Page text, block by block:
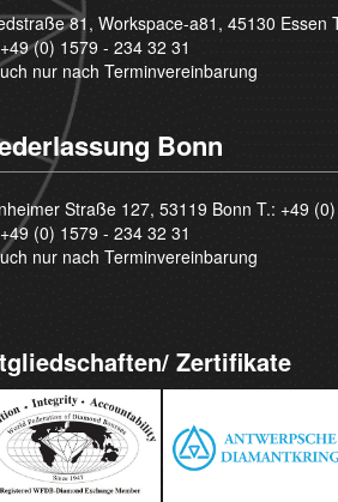
81, Workspace-a81, 45130 Essen
+49 (0) 1579 - 234 32 31
nur nach Terminvereinbarung
Bonn
Straße 127, 53119 Bonn T.: +49
+49 (0) 1579 - 234 32 31
nur nach Terminvereinbarung
Zertifikate